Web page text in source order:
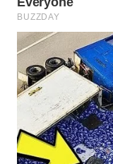
WN
PURWAKARTA
WN
PRIANGAN
TIMUR
WN